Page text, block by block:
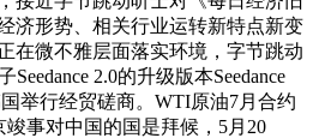
济形势、相关行业运转新特点新变
在微不雅层面落实环境，字节跳动
2.0的升级版本Seedance
举行经贸磋商。WTI原油7月合约
竣事对中国的国是拜候，5月20